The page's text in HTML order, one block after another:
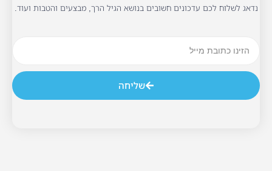
נדאג לשלוח לכם עדכונים חשובים בנושא הגיל הרך, מבצעים והטבות ועוד.
שליחה